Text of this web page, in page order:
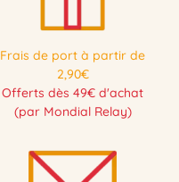
Frais de port à partir de
2,90€
Offerts dès 49€ d'achat
(par Mondial Relay)